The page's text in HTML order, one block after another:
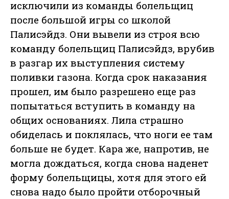
исключили из команды болельщиц
после большой игры со школой
Палисэйдз. Они вывели из строя всю
команду болельщиц Палисэйдз, врубив
в разгар их выступления систему
поливки газона. Когда срок наказания
прошел, им было разрешено еще раз
попытаться вступить в команду на
общих основаниях. Лила страшно
обиделась и поклялась, что ноги ее там
больше не будет. Кара же, напротив, не
могла дождаться, когда снова наденет
форму болельщицы, хотя для этого ей
снова надо было пройти отборочный